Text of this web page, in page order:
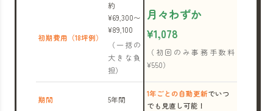
初期費用（18坪例）
約
¥69,300〜
¥89,100
（一括の
大きな負
担）
月々わずか
¥1,078
（初回のみ事務手数料
¥550）
期間 5年間
1年ごとの自動更新でいつ
でも見直し可能！